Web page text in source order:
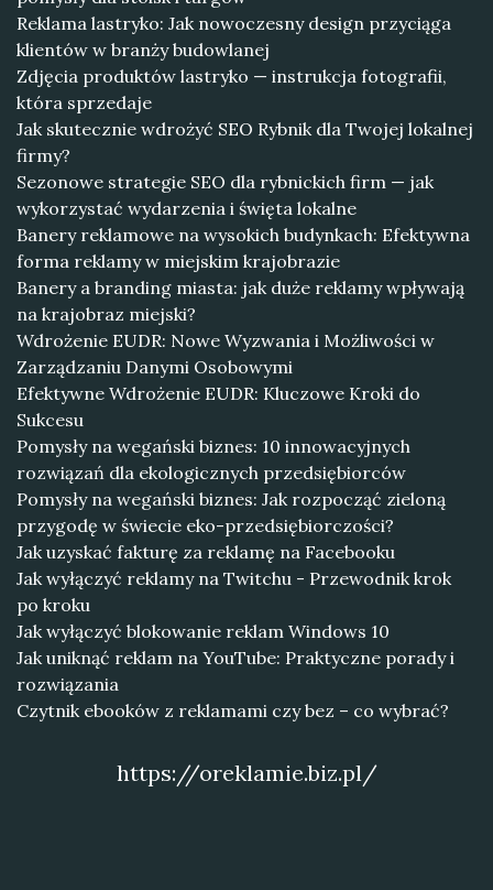
Reklama lastryko: Jak nowoczesny design przyciąga
klientów w branży budowlanej
Zdjęcia produktów lastryko — instrukcja fotografii,
która sprzedaje
Jak skutecznie wdrożyć SEO Rybnik dla Twojej lokalnej
firmy?
Sezonowe strategie SEO dla rybnickich firm — jak
wykorzystać wydarzenia i święta lokalne
Banery reklamowe na wysokich budynkach: Efektywna
forma reklamy w miejskim krajobrazie
Banery a branding miasta: jak duże reklamy wpływają
na krajobraz miejski?
Wdrożenie EUDR: Nowe Wyzwania i Możliwości w
Zarządzaniu Danymi Osobowymi
Efektywne Wdrożenie EUDR: Kluczowe Kroki do
Sukcesu
Pomysły na wegański biznes: 10 innowacyjnych
rozwiązań dla ekologicznych przedsiębiorców
Pomysły na wegański biznes: Jak rozpocząć zieloną
przygodę w świecie eko-przedsiębiorczości?
Jak uzyskać fakturę za reklamę na Facebooku
Jak wyłączyć reklamy na Twitchu - Przewodnik krok
po kroku
Jak wyłączyć blokowanie reklam Windows 10
Jak uniknąć reklam na YouTube: Praktyczne porady i
rozwiązania
Czytnik ebooków z reklamami czy bez – co wybrać?
https://oreklamie.biz.pl/